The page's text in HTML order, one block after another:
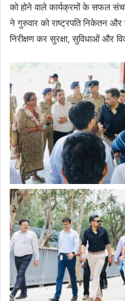
को होने वाले कार्यक्रमों के सफल
ने गुरुवार को राष्ट्रपति निकेतन और
निरीक्षण कर सुरक्षा, सुविधाओं और